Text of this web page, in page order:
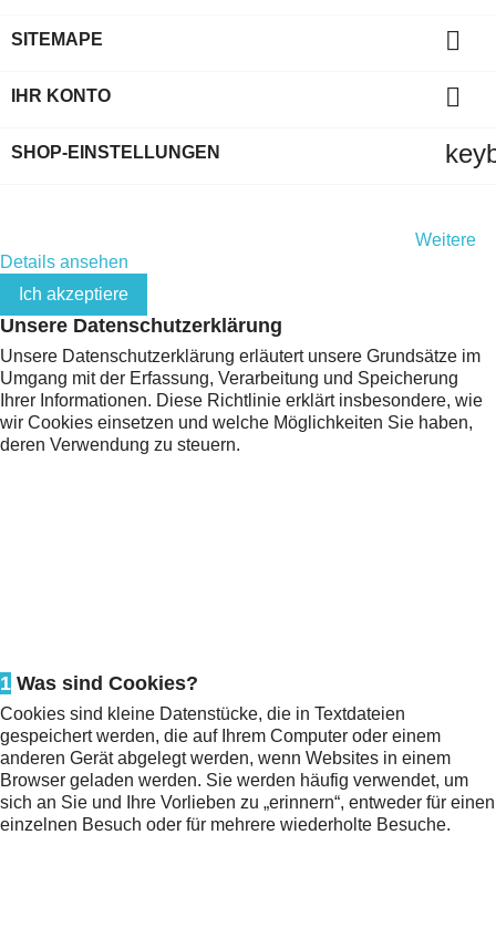
SITEMAPE 
IHR KONTO 
SHOP-EINSTELLUNGEN
Weitere
Details ansehen
Ich akzeptiere
Unsere Datenschutzerklärung
Unsere Datenschutzerklärung erläutert unsere Grundsätze im
Umgang mit der Erfassung, Verarbeitung und Speicherung
Ihrer Informationen. Diese Richtlinie erklärt insbesondere, wie
wir Cookies einsetzen und welche Möglichkeiten Sie haben,
deren Verwendung zu steuern.
1 Was sind Cookies?
Cookies sind kleine Datenstücke, die in Textdateien
gespeichert werden, die auf Ihrem Computer oder einem
anderen Gerät abgelegt werden, wenn Websites in einem
Browser geladen werden. Sie werden häufig verwendet, um
sich an Sie und Ihre Vorlieben zu „erinnern“, entweder für einen
einzelnen Besuch oder für mehrere wiederholte Besuche.